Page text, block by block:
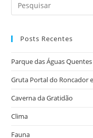
Posts Recentes
Parque das Águas Quentes
Gruta Portal do Roncador
Caverna da Gratidão
Clima
Fauna